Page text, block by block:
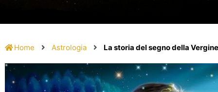
Home Astrologia La storia del segno della Vergine